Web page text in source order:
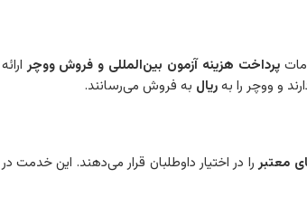
پرداخت هزینه آزمون بین‌المللی و فروش ووچرارائه
و ووچر را بهریال به فروش می‌رسانند.
معتبررا در اختیار داوطلبان قرار می‌دهند. این خدمت در